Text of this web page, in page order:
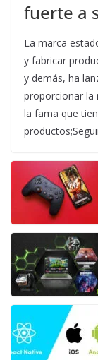
fuerte a
La marca
y fabricar
y demás, ha
proporcionar la
la fama que